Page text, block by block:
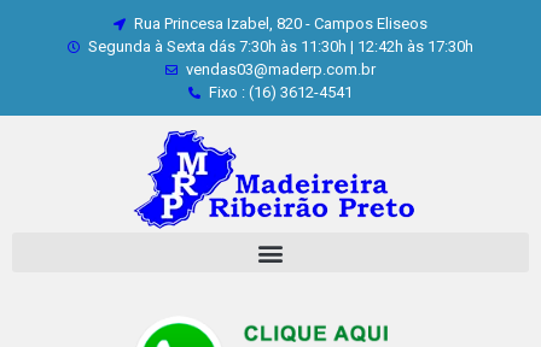
Rua Princesa Izabel, 820 - Campos Eliseos
Segunda à Sexta dás 7:30h às 11:30h | 12:42h às 17:30h
vendas03@maderp.com.br
Fixo : (16) 3612-4541